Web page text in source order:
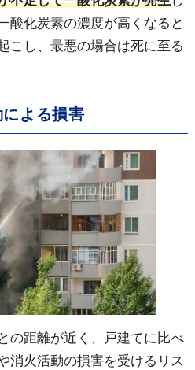
酸化炭素の濃度が高くなると
こし、最悪の場合は死に至る
よる損害
の距離が近く、戸建てに比べ
消火活動の損害を受けるリス